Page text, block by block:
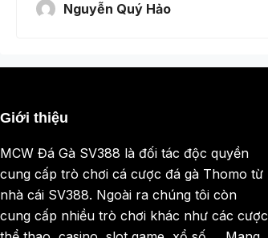
Nguyễn Quý Hảo
Giới thiệu
MCW Đá Gà SV388 là đối tác độc quyền
cung cấp trò chơi cá cược đá gà Thomo từ
nhà cái SV388. Ngoài ra chúng tôi còn
cung cấp nhiều trò chơi khác như các cược